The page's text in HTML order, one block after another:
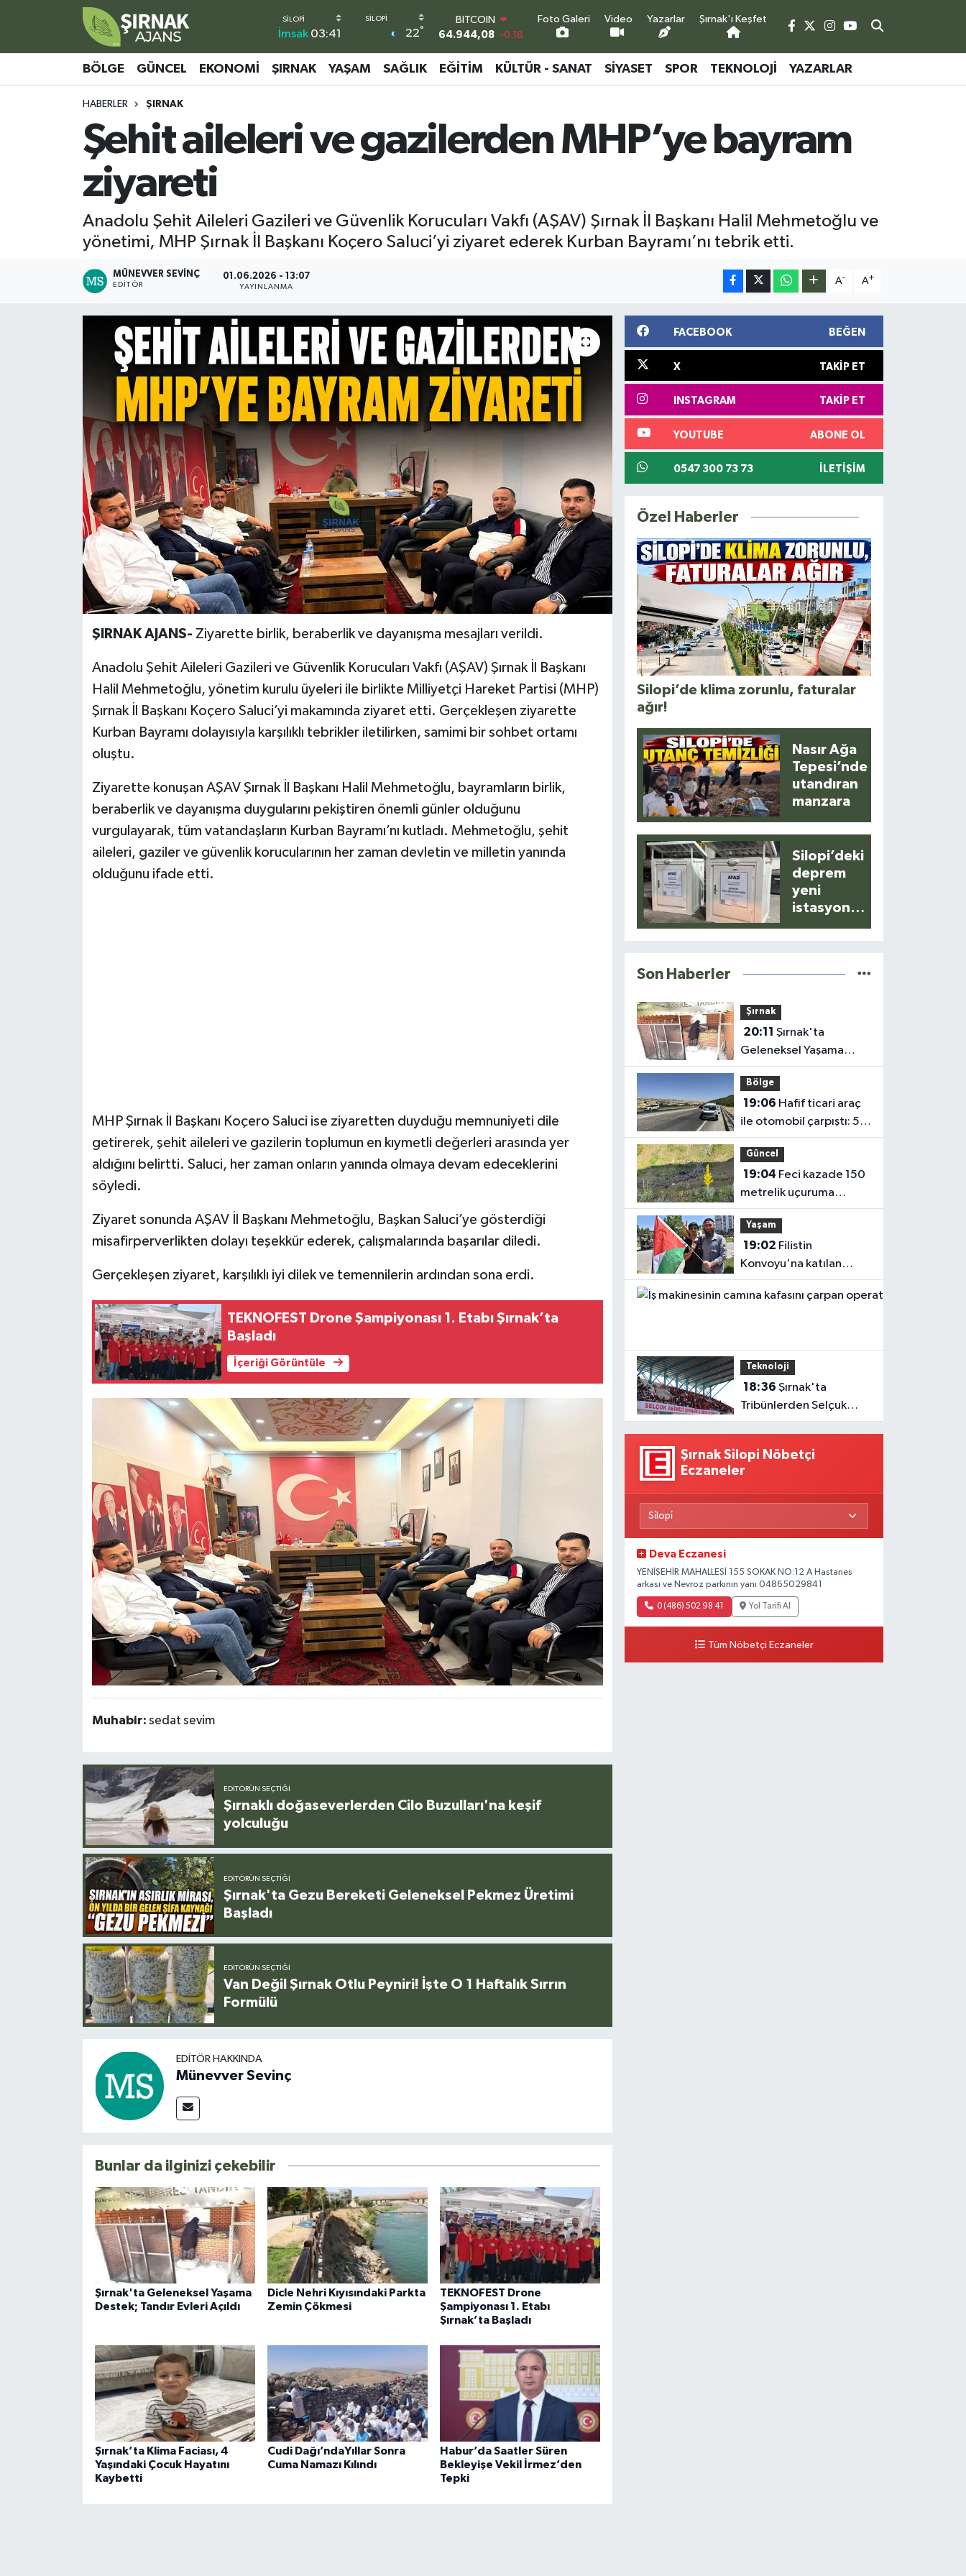
İmsak 03:41 22°
DOLAR
47,7436
0.18
55,2510
0.32
6660.55
0.03
BİST100
13.779
-14
Foto Galeri Video Yazarlar Şırnak'ı Keşfet
BÖLGE GÜNCEL EKONOMI ŞIRNAK YAŞAM SAĞLIK EĞITIM KÜLTÜR - SANAT SIYASET SPOR TEKNOLOJI YAZARLAR
HABERLER ŞIRNAK
Şehit aileleri ve gazilerden MHP’ye bayram
ziyareti
Anadolu Şehit Aileleri Gazileri ve Güvenlik Korucuları Vakfı (AŞAV) Şırnak İl Başkanı Halil Mehmetoğlu ve
yönetimi, MHP Şırnak İl Başkanı Koçero Saluci’yi ziyaret ederek Kurban Bayramı’nı tebrik etti.
MÜNEVVER SEVINÇ
EDITÖR
01.06.2026 - 13:07
YAYINLANMA
A- A+
ŞIRNAK AJANS- Ziyarette birlik, beraberlik ve dayanışma mesajları verildi.
Anadolu Şehit Aileleri Gazileri ve Güvenlik Korucuları Vakfı (AŞAV) Şırnak İl Başkanı
Halil Mehmetoğlu, yönetim kurulu üyeleri ile birlikte Milliyetçi Hareket Partisi (MHP)
Şırnak İl Başkanı Koçero Saluci’yi makamında ziyaret etti. Gerçekleşen ziyarette
Kurban Bayramı dolayısıyla karşılıklı tebrikler iletilirken, samimi bir sohbet ortamı
oluştu.
Ziyarette konuşan AŞAV Şırnak İl Başkanı Halil Mehmetoğlu, bayramların birlik,
beraberlik ve dayanışma duygularını pekiştiren önemli günler olduğunu
vurgulayarak, tüm vatandaşların Kurban Bayramı’nı kutladı. Mehmetoğlu, şehit
aileleri, gaziler ve güvenlik korucularının her zaman devletin ve milletin yanında
olduğunu ifade etti.
MHP Şırnak İl Başkanı Koçero Saluci ise ziyaretten duyduğu memnuniyeti dile
getirerek, şehit aileleri ve gazilerin toplumun en kıymetli değerleri arasında yer
aldığını belirtti. Saluci, her zaman onların yanında olmaya devam edeceklerini
söyledi.
Ziyaret sonunda AŞAV İl Başkanı Mehmetoğlu, Başkan Saluci’ye gösterdiği
misafirperverlikten dolayı teşekkür ederek, çalışmalarında başarılar diledi.
Gerçekleşen ziyaret, karşılıklı iyi dilek ve temennilerin ardından sona erdi.
TEKNOFEST Drone Şampiyonası 1. Etabı Şırnak’ta
Başladı
İçeriği Görüntüle
Muhabir: sedat sevim
EDITÖRÜN SEÇTIĞI
Şırnaklı doğaseverlerden Cilo Buzulları'na keşif
yolculuğu
EDITÖRÜN SEÇTIĞI
Şırnak'ta Gezu Bereketi Geleneksel Pekmez Üretimi
Başladı
EDITÖRÜN SEÇTIĞI
Van Değil Şırnak Otlu Peyniri! İşte O 1 Haftalık Sırrın
Formülü
EDITÖR HAKKINDA
Münevver Sevinç
Bunlar da ilginizi çekebilir
Şırnak'ta Geleneksel Yaşama
Destek; Tandır Evleri Açıldı
Dicle Nehri Kıyısındaki Parkta
Zemin Çökmesi
TEKNOFEST Drone
Şampiyonası 1. Etabı
Şırnak’ta Başladı
Şırnak’ta Klima Faciası, 4
Yaşındaki Çocuk Hayatını
Kaybetti
Cudi Dağı’ndaYıllar Sonra
Cuma Namazı Kılındı
Habur’da Saatler Süren
Bekleyişe Vekil İrmez’den
Tepki
FACEBOOK BEĞEN
X TAKIP ET
INSTAGRAM TAKIP ET
YOUTUBE ABONE OL
0547 300 73 73 İLETIŞIM
Özel Haberler
Silopi’de klima zorunlu, faturalar
ağır!
Nasır Ağa
Tepesi’nde
utandıran
manzara
Silopi’deki
deprem
yeni
istasyonla
Son Haberler
Şırnak
20:11
Geleneksel Yaşama
Destek; Tandır Evleri
Açıldı
Bölge
19:06
ile otomobil çarpıştı: 5
yaralı
Güncel
19:04
metrelik uçuruma
yuvarlandı
Yaşam
19:02
Konvoyu'na katılan
Fransız aktivist
müslüman oldu
Teknoloji
18:36
Tribünlerden Selçuk
Bayraktar’a Anlamlı
Şırnak Silopi Nöbetçi
Eczaneler
Deva Eczanesi
YENİŞEHİR MAHALLESİ 155 SOKAK NO:12 A Hastanes
arkası ve Nevroz parkının yanı 04865029841
0 (486) 502 98 41 Yol Tarifi Al
Tüm Nöbetçi Eczaneler
Bölge
Ekonomi
Teknoloji
Yazarlar
Şırnak Nöbetçi Eczaneler
Şirnak Namaz Vakitleri
Şırnak Trafik Yoğunluk Haritası
Süper Lig Puan Durumu ve Fikstür
Tüm Manşetler
Son Dakika Haberleri